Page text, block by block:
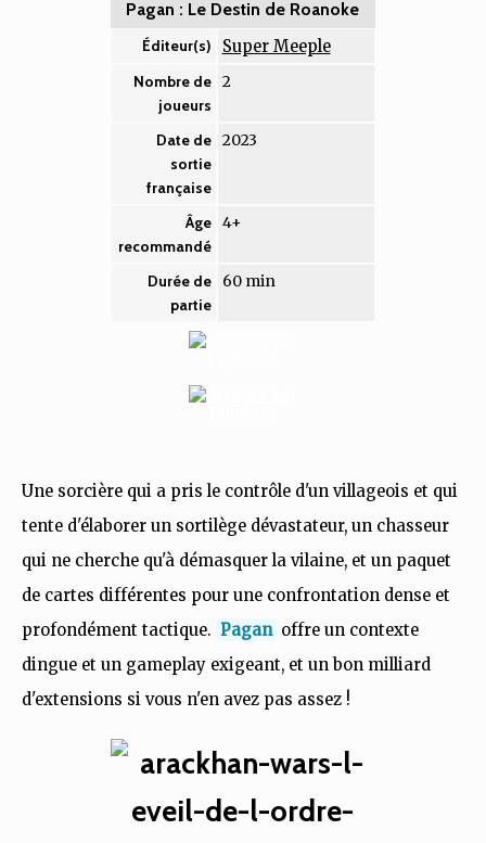
Pagan : Le Destin de Roanoke
Éditeur(s) Super Meeple
Nombre de
joueurs
2
Date de
sortie
française
2023
Âge
recommandé
4+
Durée de
partie
60 min
Une sorcière qui a pris le contrôle d'un villageois et qui
tente d'élaborer un sortilège dévastateur, un chasseur
qui ne cherche qu'à démasquer la vilaine, et un paquet
de cartes différentes pour une confrontation dense et
profondément tactique. Pagan offre un contexte
dingue et un gameplay exigeant, et un bon milliard
d'extensions si vous n'en avez pas assez !